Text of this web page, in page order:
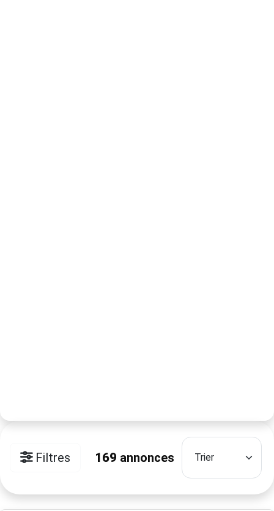
Filtres 169 annonces